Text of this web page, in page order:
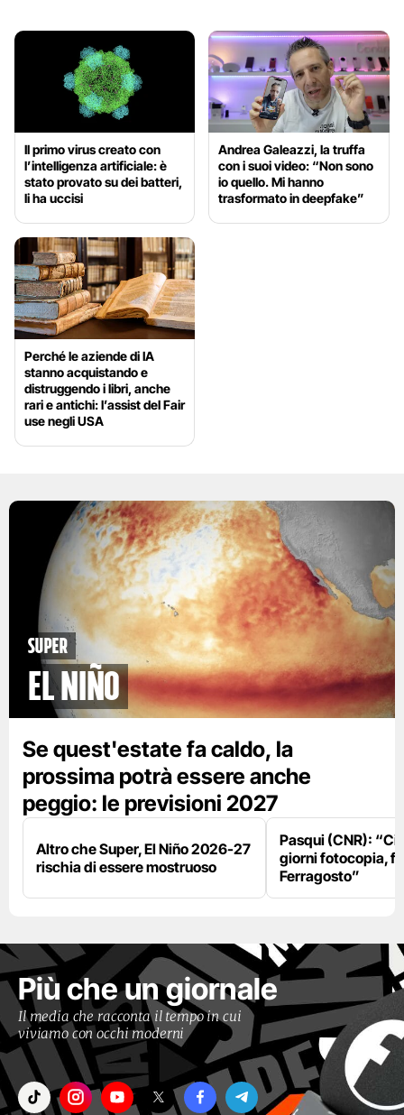
Il primo virus creato con
l’intelligenza artificiale: è
stato provato su dei batteri,
li ha uccisi
Andrea Galeazzi, la truffa
con i suoi video: “Non sono
io quello. Mi hanno
trasformato in deepfake”
Perché le aziende di IA
stanno acquistando e
distruggendo i libri, anche
rari e antichi: l’assist del Fair
use negli USA
Super
El Niño
Se quest'estate fa caldo, la
prossima potrà essere anche
peggio: le previsioni 2027
Altro che Super, El Niño 2026-27
rischia di essere mostruoso
Pasqui (CNR):
giorni fotocopia,
Ferragosto”
Più che un giornale
Il media che racconta il tempo in cui
viviamo con occhi moderni